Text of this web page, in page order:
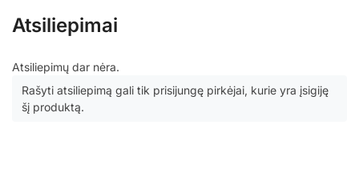
Atsiliepimai
Atsiliepimų dar nėra.
Rašyti atsiliepimą gali tik prisijungę pirkėjai, kurie yra įsigiję
šį produktą.